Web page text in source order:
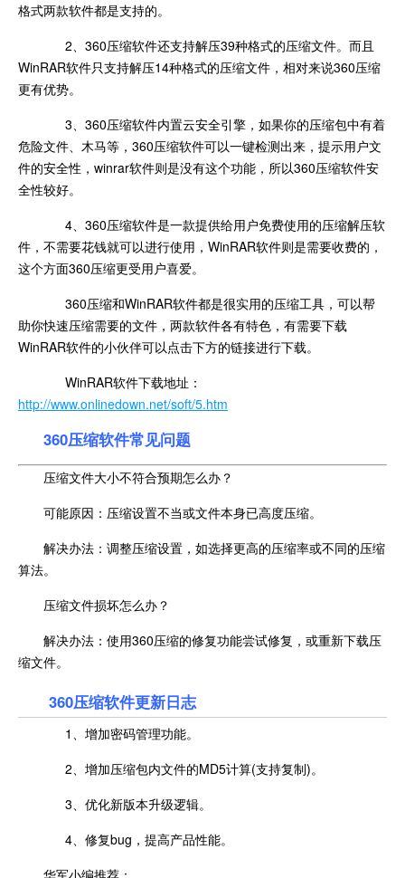
格式两款软件都是支持的。
2、360压缩软件还支持解压39种格式的压缩文件。而且
WinRAR软件只支持解压14种格式的压缩文件，相对来说360压缩
更有优势。
3、360压缩软件内置云安全引擎，如果你的压缩包中有着
危险文件、木马等，360压缩软件可以一键检测出来，提示用户文
件的安全性，winrar软件则是没有这个功能，所以360压缩软件安
全性较好。
4、360压缩软件是一款提供给用户免费使用的压缩解压软
件，不需要花钱就可以进行使用，WinRAR软件则是需要收费的，
这个方面360压缩更受用户喜爱。
360压缩和WinRAR软件都是很实用的压缩工具，可以帮
助你快速压缩需要的文件，两款软件各有特色，有需要下载
WinRAR软件的小伙伴可以点击下方的链接进行下载。
WinRAR软件下载地址：
http://www.onlinedown.net/soft/5.htm
360压缩软件常见问题
压缩文件大小不符合预期怎么办？
可能原因：压缩设置不当或文件本身已高度压缩。
解决办法：调整压缩设置，如选择更高的压缩率或不同的压缩
算法。
压缩文件损坏怎么办？
解决办法：使用360压缩的修复功能尝试修复，或重新下载压
缩文件。
360压缩软件更新日志
1、增加密码管理功能。
2、增加压缩包内文件的MD5计算(支持复制)。
3、优化新版本升级逻辑。
4、修复bug，提高产品性能。
华军小编推荐：